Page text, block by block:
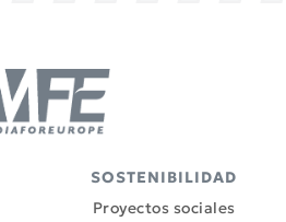
SOSTENIBILIDAD
Proyectos sociales